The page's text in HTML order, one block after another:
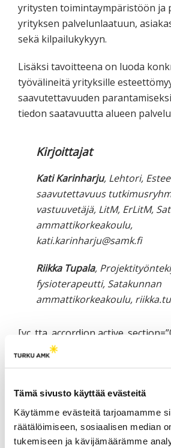
Tämä sivusto käyttää evästeitä
Käytämme evästeitä tarjoamamme
räätälöimiseen, sosiaalisen median
tukemiseen ja kävijämäärämme
yritysten toimintaympäristöön ja
yrityksen palvelunlaatuun,
sekä kilpailukykyyn.
Lisäksi tavoitteena on luoda
työvälineitä yrityksille
saavutettavuuden
tiedon saatavuutta alueen
Kirjoittajat
Kati Karinharju, Lehtori,
saavutettavuus
vastuuvetäjä, LitM, ErLitM,
ammattikorkeakoulu,
kati.karinharju@samk.fi
Riikka Tupala,
fysioterapeutti, Satakunnan
ammattikorkeakoulu,
[vc_tta_accordion
Design for all –foundation 2012.
Foundation Award Ceremony and
2012. Haettu 10.5.2013
osoitteesta: http://